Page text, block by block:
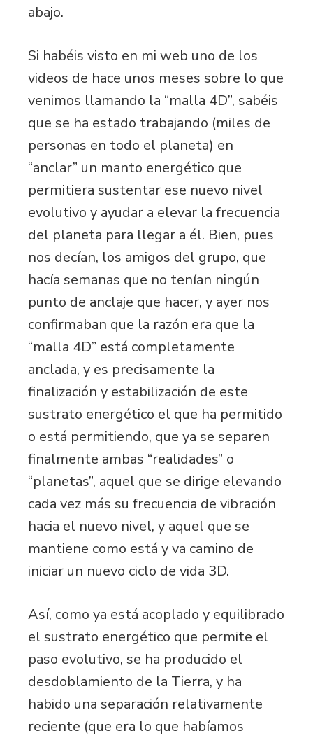
abajo.
Si habéis visto en mi web uno de los
videos de hace unos meses sobre lo que
venimos llamando la “malla 4D”, sabéis
que se ha estado trabajando (miles de
personas en todo el planeta) en
“anclar” un manto energético que
permitiera sustentar ese nuevo nivel
evolutivo y ayudar a elevar la frecuencia
del planeta para llegar a él. Bien, pues
nos decían, los amigos del grupo, que
hacía semanas que no tenían ningún
punto de anclaje que hacer, y ayer nos
confirmaban que la razón era que la
“malla 4D” está completamente
anclada, y es precisamente la
finalización y estabilización de este
sustrato energético el que ha permitido
o está permitiendo, que ya se separen
finalmente ambas “realidades” o
“planetas”, aquel que se dirige elevando
cada vez más su frecuencia de vibración
hacia el nuevo nivel, y aquel que se
mantiene como está y va camino de
iniciar un nuevo ciclo de vida 3D.
Así, como ya está acoplado y equilibrado
el sustrato energético que permite el
paso evolutivo, se ha producido el
desdoblamiento de la Tierra, y ha
habido una separación relativamente
reciente (que era lo que habíamos